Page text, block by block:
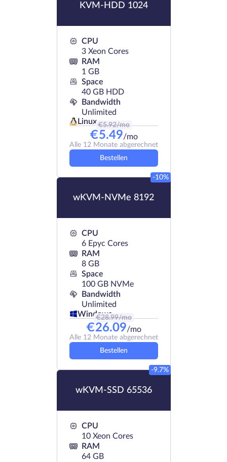
KVM-HDD 1024
CPU
3 Xeon Cores
RAM
1 GB
Space
40 GB HDD
Bandwidth
Unlimited
Linux€5.92/mo
€5.49/mo
Alle 12 Monate abgerechnet
Bestellen
wKVM-NVMe 8192
-10%
CPU
6 Epyc Cores
RAM
8 GB
Space
100 GB NVMe
Bandwidth
Unlimited
Windows
€28.99/mo
€26.09/mo
Alle 12 Monate abgerechnet
Bestellen
wKVM-SSD 65536
-9.7%
CPU
10 Xeon Cores
RAM
64 GB